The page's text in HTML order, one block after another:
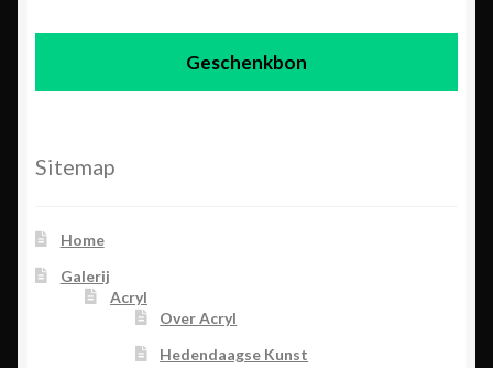
Geschenkbon
Sitemap
Home
Galerij
Acryl
Over Acryl
Hedendaagse Kunst